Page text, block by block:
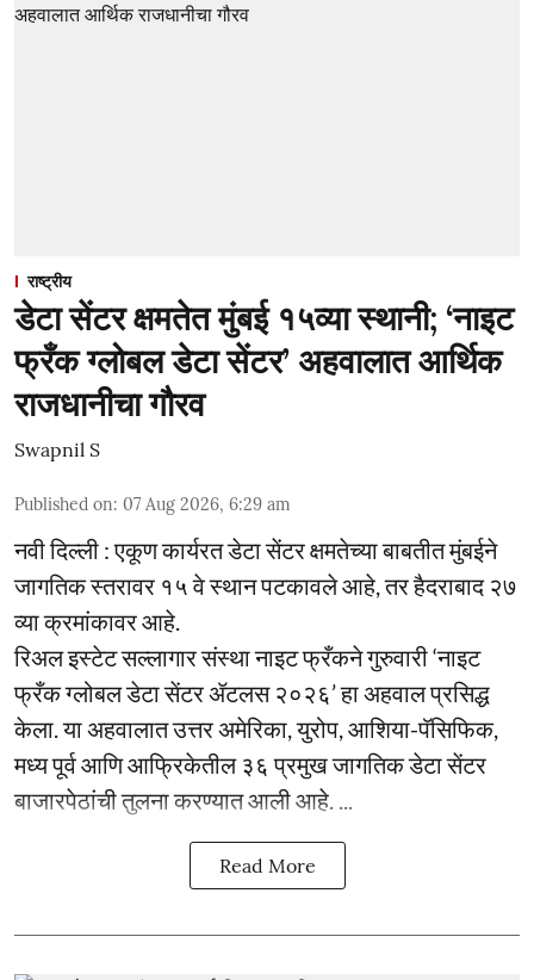
राष्ट्रीय
डेटा सेंटर क्षमतेत मुंबई १५व्या स्थानी; ‘नाइट
फ्रँक ग्लोबल डेटा सेंटर’ अहवालात आर्थिक
राजधानीचा गौरव
Swapnil S
Published on: 07 Aug 2026, 6:29 am
नवी दिल्ली : एकूण कार्यरत डेटा सेंटर क्षमतेच्या बाबतीत मुंबईने
जागतिक स्तरावर १५ वे स्थान पटकावले आहे, तर हैदराबाद २७
व्या क्रमांकावर आहे.
रिअल इस्टेट सल्लागार संस्था नाइट फ्रँकने गुरुवारी ‘नाइट
फ्रँक ग्लोबल डेटा सेंटर ॲटलस २०२६’ हा अहवाल प्रसिद्ध
केला. या अहवालात उत्तर अमेरिका, युरोप, आशिया-पॅसिफिक,
मध्य पूर्व आणि आफ्रिकेतील ३६ प्रमुख जागतिक डेटा सेंटर
बाजारपेठांची तुलना करण्यात आली आहे. ...
Read More